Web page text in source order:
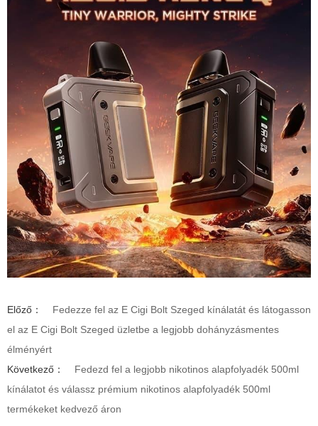
Előző：
Fedezze fel az E Cigi Bolt Szeged kínálatát és látogasson
el az E Cigi Bolt Szeged üzletbe a legjobb dohányzásmentes
élményért
Következő：
Fedezd fel a legjobb nikotinos alapfolyadék 500ml
kínálatot és válassz prémium nikotinos alapfolyadék 500ml
termékeket kedvező áron